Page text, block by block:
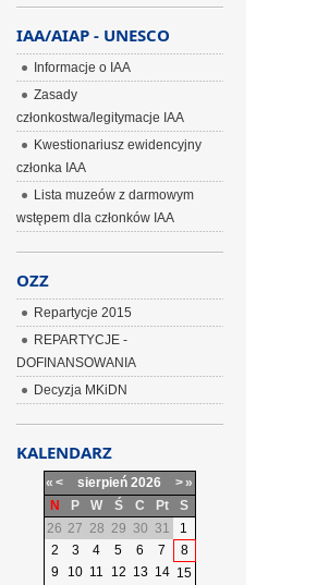
IAA/AIAP - UNESCO
Informacje o IAA
Zasady
członkostwa/legitymacje IAA
Kwestionariusz ewidencyjny
członka IAA
Lista muzeów z darmowym
wstępem dla członków IAA
OZZ
Repartycje 2015
REPARTYCJE -
DOFINANSOWANIA
Decyzja MKiDN
KALENDARZ
« < sierpień 2026 >»
N
P W Ś C Pt
S
26 27 28 29 30 31
1
2
3 4 5 6 7
8
9
10 11 12 13 14 15